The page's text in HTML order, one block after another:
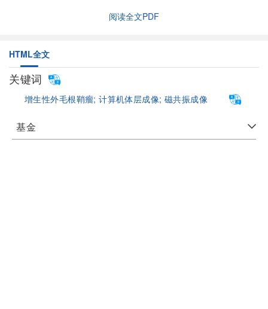
阅读全文PDF
HTML全文
关键词
增生性外毛根鞘瘤;计算机体层成像; 磁共振成像
基金